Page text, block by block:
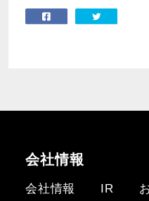
会社情報
会社情報 IR